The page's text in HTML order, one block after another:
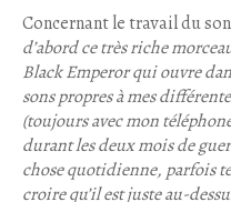
Concernant le travail du
d’abord ce très riche
Black Emperor qui ouvre
sons propres à mes
(toujours avec mon
durant les deux mois de
chose quotidienne, parfois
croire qu’il est juste au-